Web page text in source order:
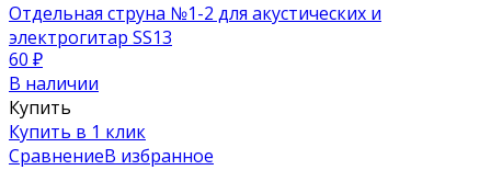
Отдельная струна №1-2 для акустических и
электрогитар SS13
60 ₽
В наличии
Купить
Купить в 1 клик
СравнениеВ избранное